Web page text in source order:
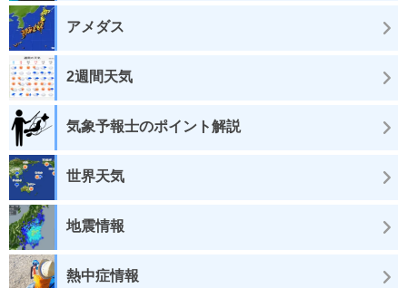
アメダス
2週間天気
気象予報士のポイント解説
世界天気
地震情報
熱中症情報